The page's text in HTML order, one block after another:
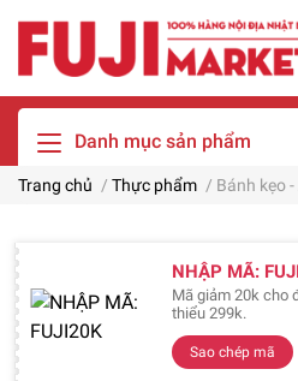
Danh mục sản phẩm
Trang chủ / Thực phẩm / Bánh kẹo
NHẬP MÃ:
Mã giảm 20k cho
thiểu 299k.
Sao chép mã